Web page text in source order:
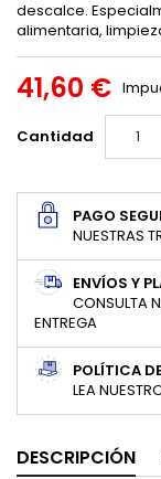
descalce.
alimentaria,
41,60 €
Cantidad
PAGO
NUESTRAS
ENVÍOS Y
CONSULTA
ENTREGA
POLÍTICA
LEA
DESCRIPCIÓN